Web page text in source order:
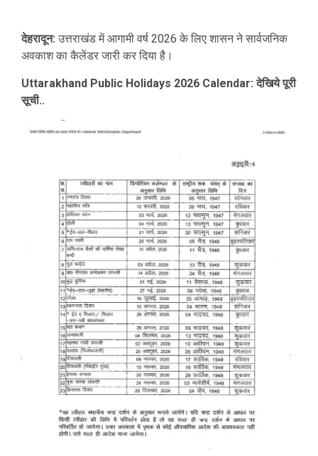
देहरादून: उत्तराखंड में आगामी वर्ष 2026 के लिए शासन ने सार्वजनिक
अवकाश का कैलेंडर जारी कर दिया है।
Uttarakhand Public Holidays 2026 Calendar: देखिये पूरी
सूची..